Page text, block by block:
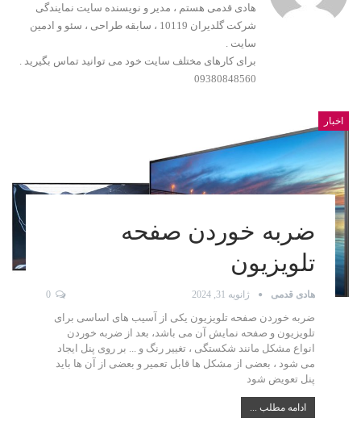
هادی قدمی هستم ، مدیر و نویسنده سایت نمایندگی
شرکت گلدیران 10119 ، سابقه طراحی ، سئو و ادمین
سایت .
برای کارهای مختلف سایت خود می توانید تماس بگیرید .
09380848560
اخبار
ضربه خوردن صفحه
تلویزیون
هادی قدمی ژانویه 31, 2024 0
ضربه خوردن صفحه تلویزیون یکی از آسیب های اساسی برای
تلویزیون و صفحه نمایش آن می باشد، بعد از ضربه خوردن
انواع مشکل مانند شکستگی ، تغییر رنگ و ... بر روی پنل ایجاد
می شود ، بعضی از مشکل ها قابل تعمیر و بعضی از آن ها باید
پنل تعویض شود
ادامه مطلب ...